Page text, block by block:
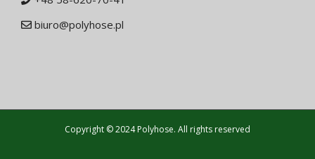
biuro@polyhose.pl
Copyright © 2024 Polyhose. All rights reserved